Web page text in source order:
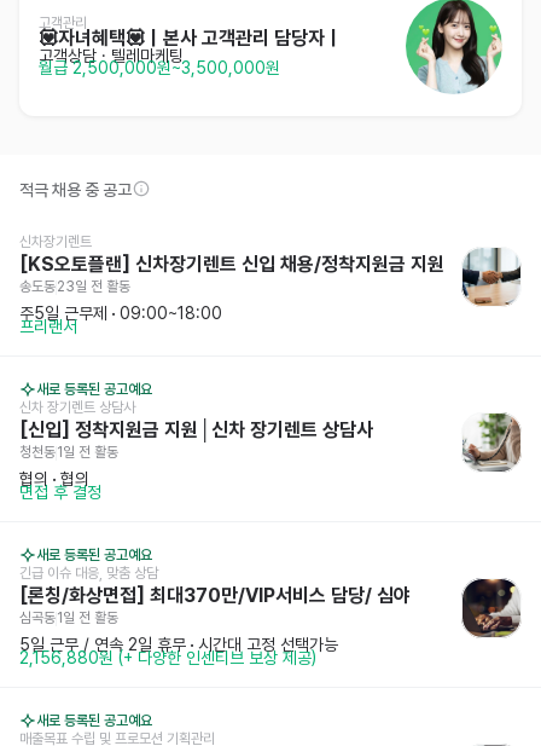
고객관리
💟자녀혜택💟｜본사 고객관리 담당자｜
고객상담 · 텔레마케팅
월급 2,500,000원~3,500,000원
적극 채용 중 공고
신차장기렌트
[KS오토플랜] 신차장기렌트 신입 채용/정착지원금 지원
송도동23일 전 활동
주5일 근무제 · 09:00~18:00
프리랜서
새로 등록된 공고예요
신차 장기렌트 상담사
[신입] 정착지원금 지원│신차 장기렌트 상담사
청천동1일 전 활동
협의 · 협의
면접 후 결정
새로 등록된 공고예요
긴급 이슈 대응, 맞춤 상담
[론칭/화상면접] 최대370만/VIP서비스 담당/ 심야
심곡동1일 전 활동
5일 근무 / 연속 2일 휴무 · 시간대 고정 선택가능
2,156,880원 (+ 다양한 인센티브 보상 제공)
새로 등록된 공고예요
매출목표 수립 및 프로모션 기획관리